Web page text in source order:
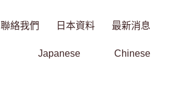
聯絡我們 日本資料 最新消息
Japanese Chinese